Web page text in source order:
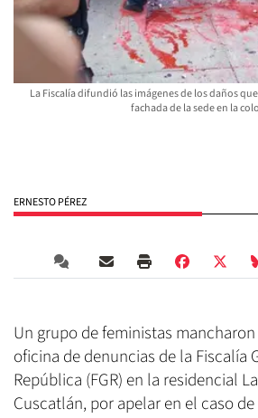
La Fiscalía difundió las imágenes de los daños
fachada de la sede en la
ERNESTO PÉREZ
Un grupo de feministas
oficina de denuncias de la Fiscalía
República (FGR) en la residencial
Cuscatlán, por apelar en el caso